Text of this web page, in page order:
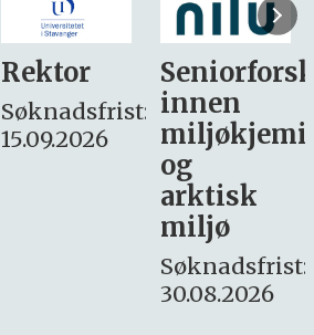
Seniorforsker
innen
miljøkjemi
søker
– fast
Søknadsfrist:
16. august.